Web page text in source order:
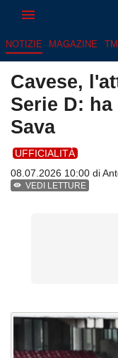
NOTIZIE MAGAZINE
Cavese,
Serie D:
Sava
UFFICIALITÀ
08.07.2026 10:00 di
VEDI LETTURE